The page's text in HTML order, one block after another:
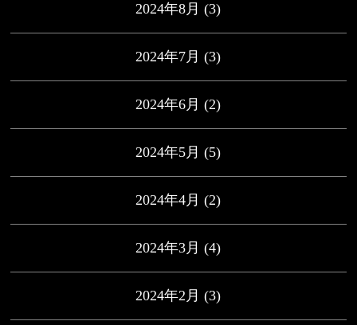
2024年8月 (3)
2024年7月 (3)
2024年6月 (2)
2024年5月 (5)
2024年4月 (2)
2024年3月 (4)
2024年2月 (3)